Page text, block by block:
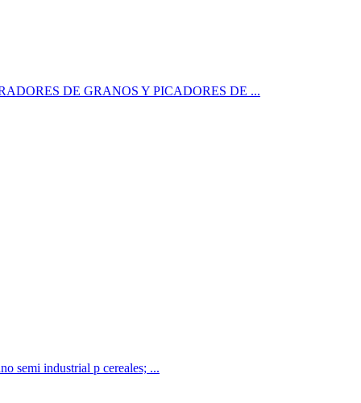
DE GRANOS Y PICADORES DE ...
semi industrial p cereales; ...